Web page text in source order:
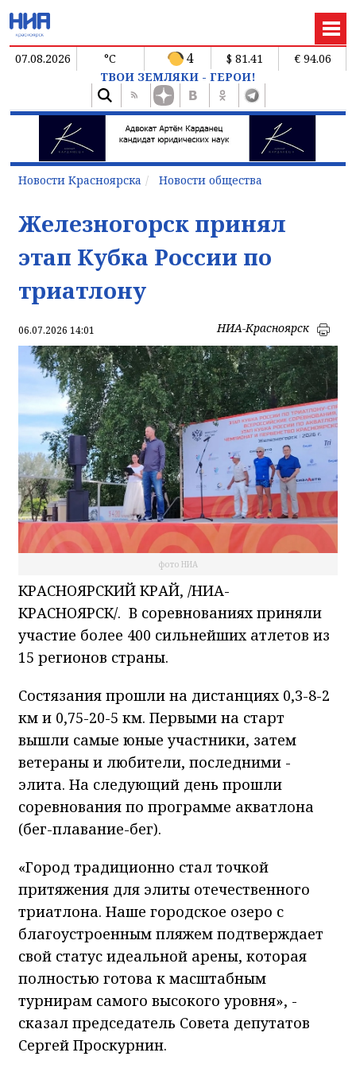
07.08.2026 °C 4 $ 81.41
€ 94.06
ТВОИ ЗЕМЛЯКИ - ГЕРОИ!
Новости Красноярска Новости общества
Железногорск принял
этап Кубка России по
триатлону
06.07.2026 14:01 НИА-Красноярск
фото НИА
КРАСНОЯРСКИЙ КРАЙ, /НИА-
КРАСНОЯРСК/. В соревнованиях приняли
участие более 400 сильнейших атлетов из
15 регионов страны.
Состязания прошли на дистанциях 0,3-8-2
км и 0,75-20-5 км. Первыми на старт
вышли самые юные участники, затем
ветераны и любители, последними -
элита. На следующий день прошли
соревнования по программе акватлона
(бег-плавание-бег).
«Город традиционно стал точкой
притяжения для элиты отечественного
триатлона. Наше городское озеро с
благоустроенным пляжем подтверждает
свой статус идеальной арены, которая
полностью готова к масштабным
турнирам самого высокого уровня», -
сказал председатель Совета депутатов
Сергей Проскурнин.